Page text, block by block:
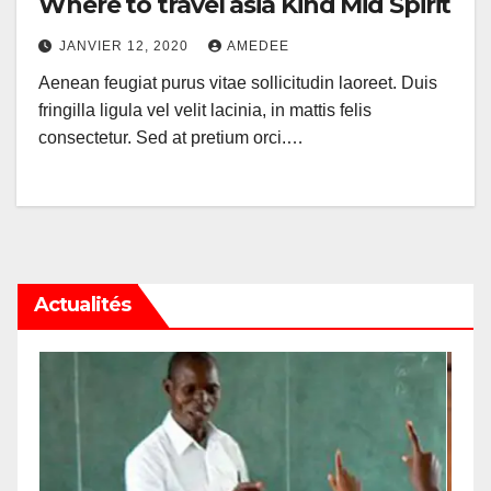
JANVIER 12, 2020 AMEDEE
Aenean feugiat purus vitae sollicitudin laoreet. Duis
fringilla ligula vel velit lacinia, in mattis felis
consectetur. Sed at pretium orci.…
Actualités